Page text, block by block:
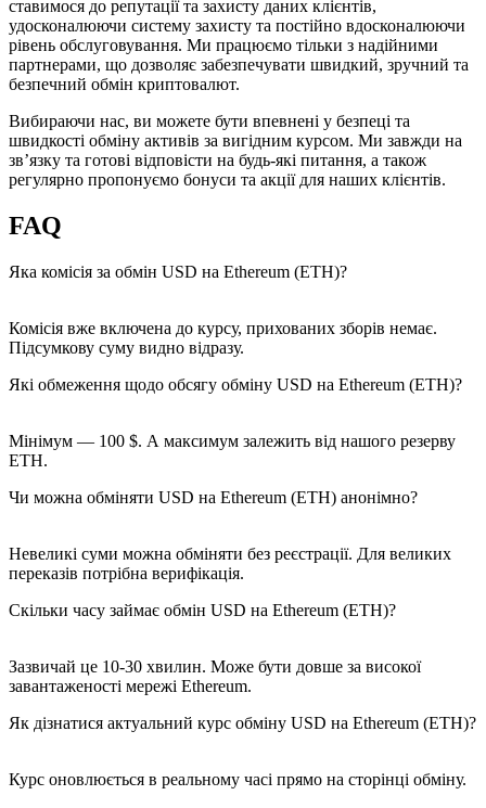
ставимося до репутації та захисту даних клієнтів,
удосконалюючи систему захисту та постійно вдосконалюючи
рівень обслуговування. Ми працюємо тільки з надійними
партнерами, що дозволяє забезпечувати швидкий, зручний та
безпечний обмін криптовалют.
Вибираючи нас, ви можете бути впевнені у безпеці та
швидкості обміну активів за вигідним курсом. Ми завжди на
зв’язку та готові відповісти на будь-які питання, а також
регулярно пропонуємо бонуси та акції для наших клієнтів.
FAQ
Яка комісія за обмін USD на Ethereum (ETH)?
Комісія вже включена до курсу, прихованих зборів немає.
Підсумкову суму видно відразу.
Які обмеження щодо обсягу обміну USD на Ethereum (ETH)?
Мінімум — 100 $. А максимум залежить від нашого резерву
ETH.
Чи можна обміняти USD на Ethereum (ETH) анонімно?
Невеликі суми можна обміняти без реєстрації. Для великих
переказів потрібна верифікація.
Скільки часу займає обмін USD на Ethereum (ETH)?
Зазвичай це 10-30 хвилин. Може бути довше за високої
завантаженості мережі Ethereum.
Як дізнатися актуальний курс обміну USD на Ethereum (ETH)?
Курс оновлюється в реальному часі прямо на сторінці обміну.